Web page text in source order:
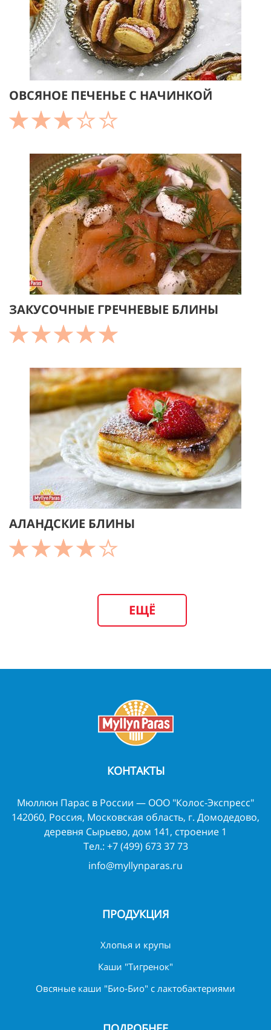
ОВСЯНОЕ ПЕЧЕНЬЕ С НАЧИНКОЙ
ЗАКУСОЧНЫЕ ГРЕЧНЕВЫЕ БЛИНЫ
АЛАНДСКИЕ БЛИНЫ
ЕЩЁ
КОНТАКТЫ
Мюллюн Парас в России — ООО "Колос-Экспресс"
142060, Россия, Московская область, г. Домодедово,
деревня Сырьево, дом 141, строение 1
Тел.: +7 (499) 673 37 73
info@myllynparas.ru
ПРОДУКЦИЯ
Хлопья и крупы
Каши "Тигренок"
Овсяные каши "Био-Био" с лактобактериями